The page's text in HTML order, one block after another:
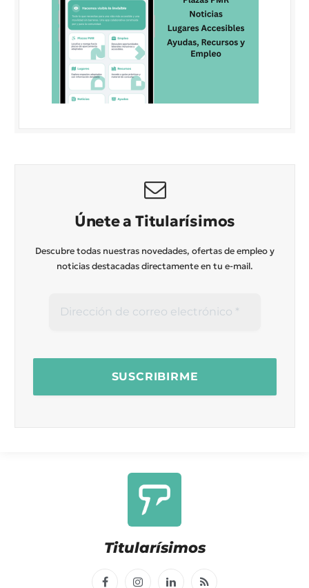
Únete a Titularísimos
Descubre todas nuestras novedades, ofertas de empleo y
noticias destacadas directamente en tu e-mail.
Titularísimos